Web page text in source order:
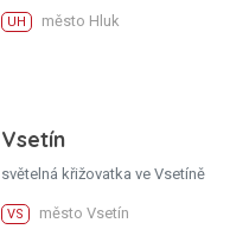
UH město Hluk
Vsetín
světelná křižovatka ve Vsetíně
VS město Vsetín